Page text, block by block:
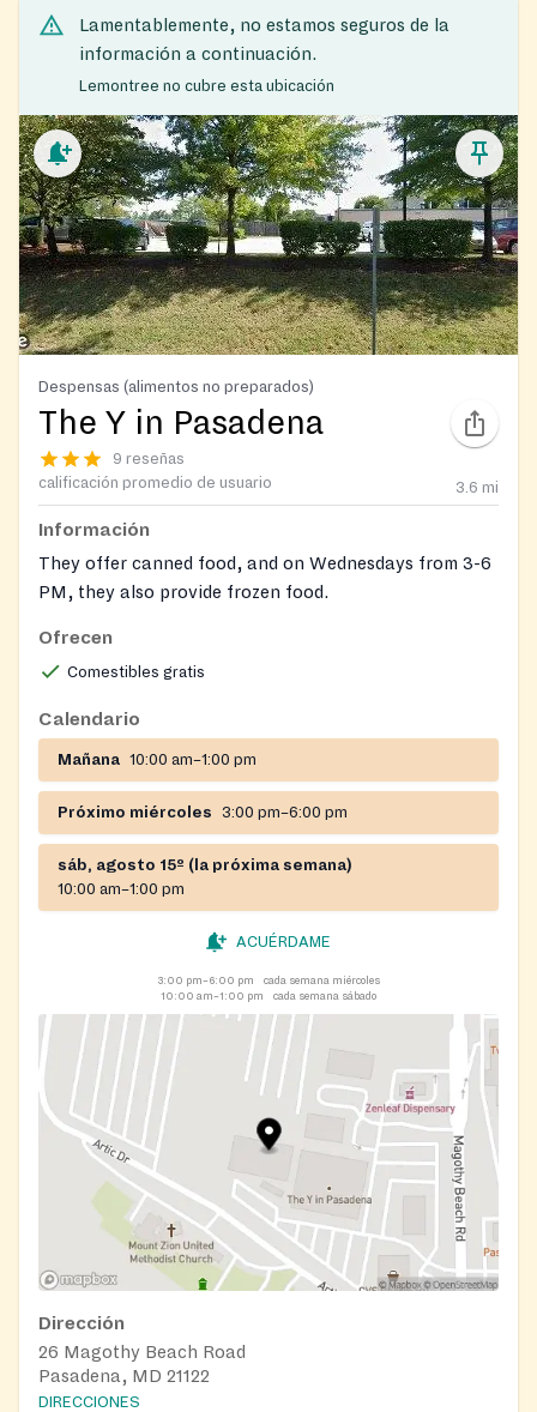
Lamentablemente, no estamos seguros de la
información a continuación.
Lemontree no cubre esta ubicación
Despensas (alimentos no preparados)
The Y in Pasadena
9 reseñas
calificación promedio de usuario
3.6 mi
Información
They offer canned food, and on Wednesdays from 3-6
PM, they also provide frozen food.
Ofrecen
Comestibles gratis
Calendario
Mañana 10:00 am–1:00 pm
Próximo miércoles 3:00 pm–6:00 pm
sáb, agosto 15º (la próxima semana)
10:00 am–1:00 pm
ACUÉRDAME
3:00 pm–6:00 pm
cada semana miércoles
10:00 am–1:00 pm
cada semana sábado
Dirección
26 Magothy Beach Road
Pasadena, MD 21122
DIRECCIONES